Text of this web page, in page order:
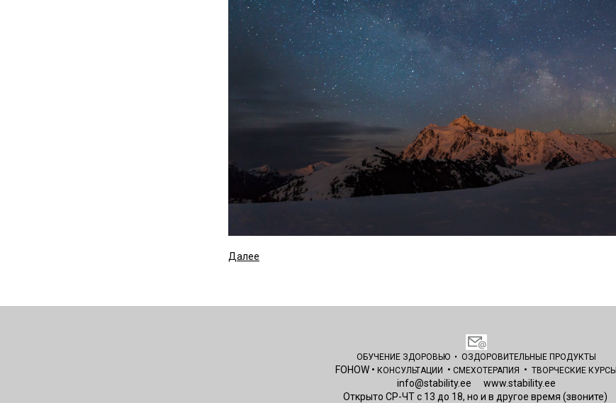
Далее
ОБУЧЕНИЕ ЗДОРОВЬЮ • ОЗДОРОВИТЕЛЬНЫЕ ПРОДУКТЫ
FOHOW • КОНСУЛЬТАЦИИ • СМЕХОТЕРАПИЯ • ТВОРЧЕСКИЕ КУРСЫ
info@stability.ee
www.stability.ee
Открыто СР-ЧТ с 13 до 18, но и в другое время (звоните)